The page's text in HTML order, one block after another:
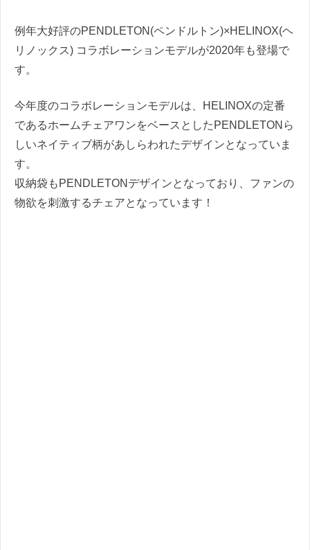
例年大好評のPENDLETON(ペンドルトン)×HELINOX(ヘ
リノックス) コラボレーションモデルが2020年も登場で
す。
今年度のコラボレーションモデルは、HELINOXの定番
であるホームチェアワンをベースとしたPENDLETONら
しいネイティブ柄があしらわれたデザインとなっていま
す。
収納袋もPENDLETONデザインとなっており、ファンの
物欲を刺激するチェアとなっています！